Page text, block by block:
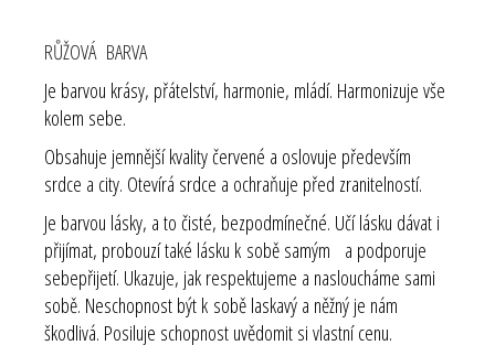
RŮŽOVÁ BARVA
Je barvou krásy, přátelství, harmonie, mládí. Harmonizuje vše
kolem sebe.
Obsahuje jemnější kvality červené a oslovuje především
srdce a city. Otevírá srdce a ochraňuje před zranitelností.
Je barvou lásky, a to čisté, bezpodmínečné. Učí lásku dávat i
přijímat, probouzí také lásku k sobě samým a podporuje
sebepřijetí. Ukazuje, jak respektujeme a nasloucháme sami
sobě. Neschopnost být k sobě laskavý a něžný je nám
škodlivá. Posiluje schopnost uvědomit si vlastní cenu.